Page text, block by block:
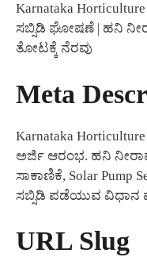
Karnataka
ಸಬ್ಸಿಡಿ ಘೋಷಣೆ | ಹನಿ
ತೋಟಕ್ಕೆ ನೆರವು
Meta
Karnataka
ಅರ್ಜಿ ಆರಂಭ. ಹನಿ
ಸಾಕಾಣಿಕೆ, Solar
ಸಬ್ಸಿಡಿ ಪಡೆಯುವ ವಿಧಾನ
URL Slug